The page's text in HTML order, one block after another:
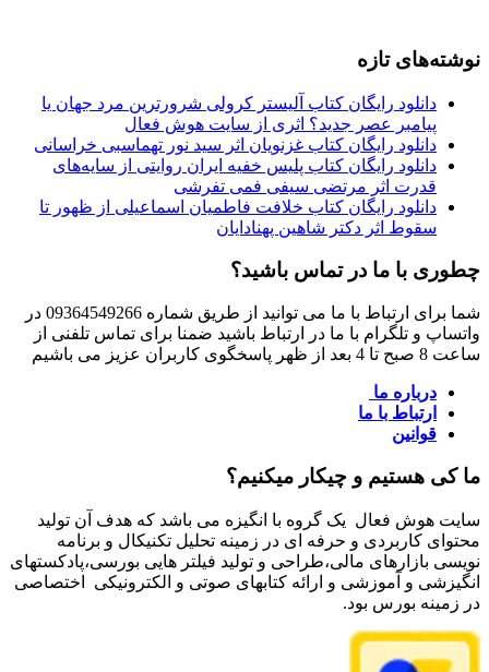
نوشته‌های تازه
دانلود رایگان کتاب آلیستر کرولی شرورترین مرد جهان یا
پیامبر عصر جدید؟ اثری از سایت هوش فعال
دانلود رایگان کتاب غزنویان اثر سید نور تهماسبی خراسانی
دانلود رایگان کتاب پلیس خفیه ایران روایتی از سایه‌های
قدرت اثر مرتضی سیفی فمی تفرشی
دانلود رایگان کتاب خلافت فاطمیان اسماعیلی از ظهور تا
سقوط اثر دکتر شاهین پهنادایان
چطوری با ما در تماس باشید؟
شما برای ارتباط با ما می توانید از طریق شماره 09364549266 در
واتساپ و تلگرام با ما در ارتباط باشید ضمنا برای تماس تلفنی از
ساعت 8 صبح تا 4 بعد از ظهر پاسخگوی کاربران عزیز می باشیم
درباره ما
ارتباط با ما
قوانین
ما کی هستیم و چیکار میکنیم؟
سایت هوش فعال یک گروه با انگیزه می باشد که هدف آن تولید
محتوای کاربردی و حرفه ای در زمینه تحلیل تکنیکال و برنامه
نویسی بازارهای مالی،طراحی و تولید فیلتر هایی بورسی،پادکستهای
انگیزشی و آموزشی و ارائه کتابهای صوتی و الکترونیکی اختصاصی
در زمینه بورس بود.